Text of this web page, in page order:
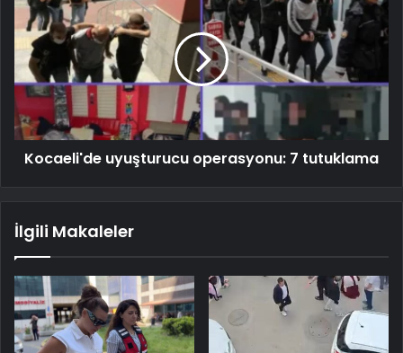
Kocaeli'de uyuşturucu operasyonu: 7 tutuklama
İlgili Makaleler